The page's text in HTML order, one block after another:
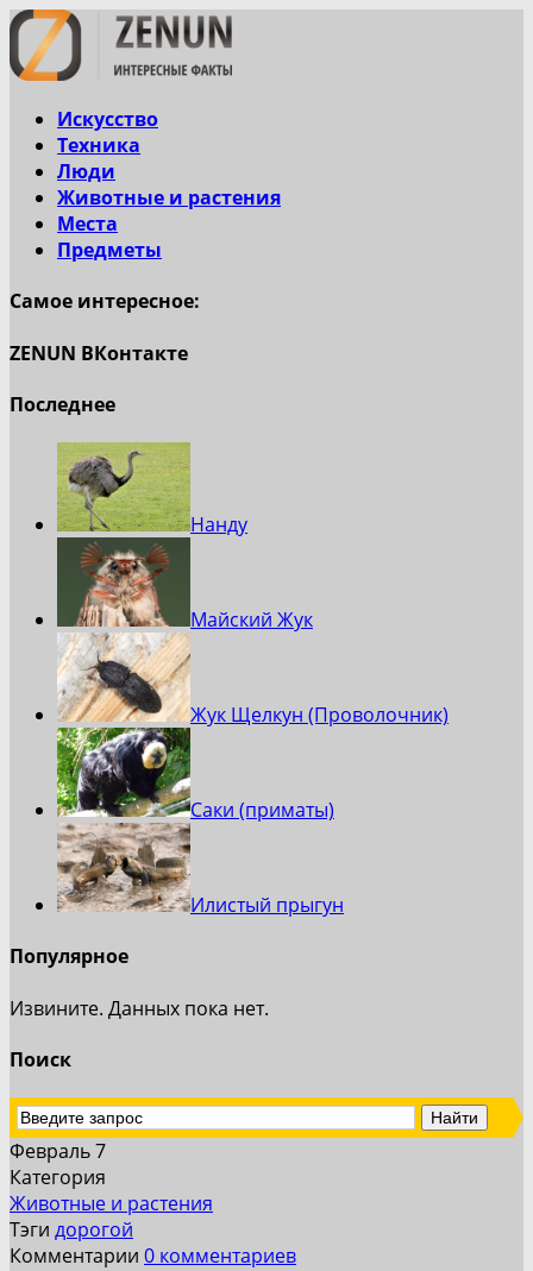
Искусство
Техника
Люди
Животные и растения
Места
Предметы
Самое интересное:
ZENUN ВКонтакте
Последнее
Нанду
Майский Жук
Жук Щелкун (Проволочник)
Саки (приматы)
Илистый прыгун
Популярное
Извините. Данных пока нет.
Поиск
Февраль 7
Категория
Животные и растения
Тэги дорогой
Комментарии 0 комментариев